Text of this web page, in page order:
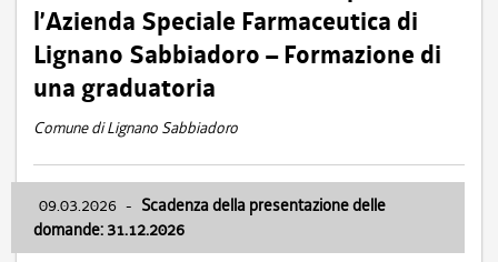
l’Azienda Speciale Farmaceutica di
Lignano Sabbiadoro – Formazione di
una graduatoria
Comune di Lignano Sabbiadoro
09.03.2026 - Scadenza della presentazione delle
domande: 31.12.2026